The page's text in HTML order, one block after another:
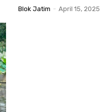
Blok Jatim - April 15, 2025